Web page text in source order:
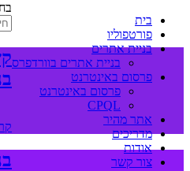
בית
פורטפוליו
בניית אתרים
בניית אתרים בוורדפרס
פרסום באינטרנט
פרסום באינטרנט
CPQL
אתר מהיר
מדריכים
אודות
צור קשר